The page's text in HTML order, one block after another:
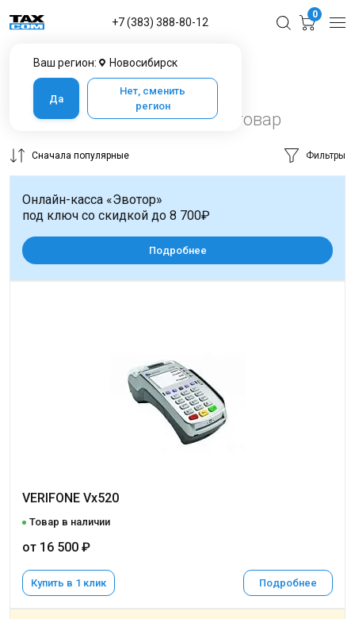
Ваш регион: Новосибирск
Да
Нет, сменить
регион
+7 (383) 388-80-12
0
Терминалы для эквайринга
Verifon
Verifon в Новосибирске 1 товар
Сначала популярные Фильтры
VERIFONE Vx520
Товар в наличии
от 16 500 ₽
Купить в 1 клик Подробнее
Онлайн-касса «Эвотор»
под ключ со скидкой до 8 700₽
Подробнее